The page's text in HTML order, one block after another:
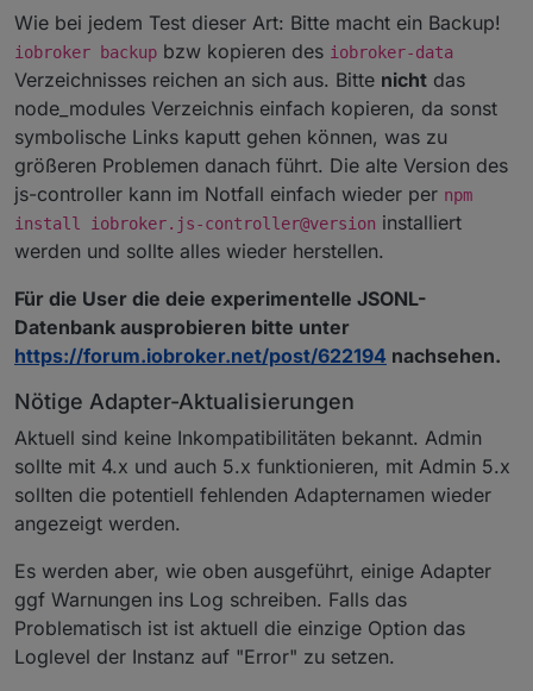
Wie bei jedem Test dieser Art: Bitte macht ein Backup!
iobroker backup bzw kopieren des iobroker-data
Verzeichnisses reichen an sich aus. Bitte nicht das
node_modules Verzeichnis einfach kopieren, da sonst
symbolische Links kaputt gehen können, was zu
größeren Problemen danach führt. Die alte Version des
js-controller kann im Notfall einfach wieder per npm
install iobroker.js-controller@version installiert
werden und sollte alles wieder herstellen.
Für die User die deie experimentelle JSONL-
Datenbank ausprobieren bitte unter
https://forum.iobroker.net/post/622194 nachsehen.
Nötige Adapter-Aktualisierungen
Aktuell sind keine Inkompatibilitäten bekannt. Admin
sollte mit 4.x und auch 5.x funktionieren, mit Admin 5.x
sollten die potentiell fehlenden Adapternamen wieder
angezeigt werden.
Es werden aber, wie oben ausgeführt, einige Adapter
ggf Warnungen ins Log schreiben. Falls das
Problematisch ist ist aktuell die einzige Option das
Loglevel der Instanz auf "Error" zu setzen.